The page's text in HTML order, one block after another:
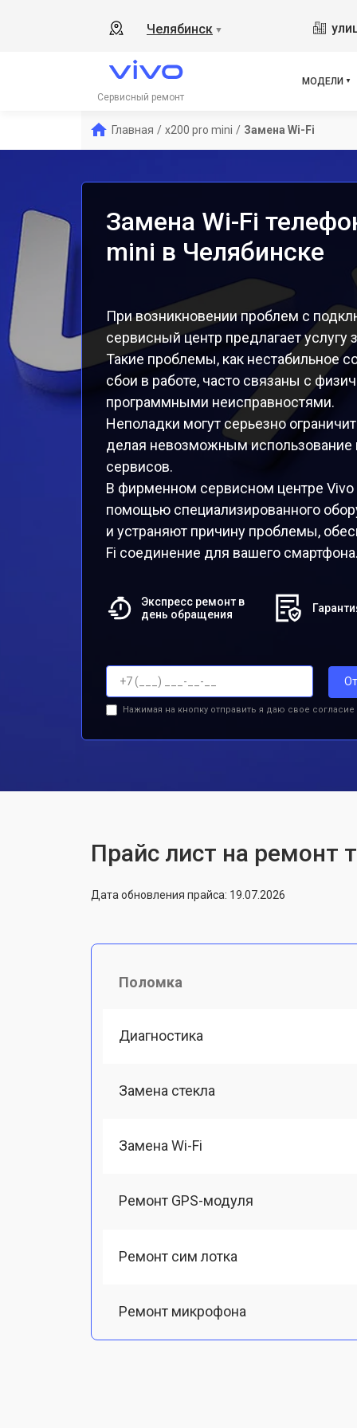
Челябинск ▼
Сервисный ремонт
МОДЕЛИV23e
Y12
Главная / x200 pro mini / Замена Wi-Fi
Замена Wi-Fi
mini в Челябинске
При возникновении проблем с
сервисный центр предлагает
Такие проблемы, как нестабильное
сбои в работе, часто связаны с
программными неисправностями.
Неполадки могут серьезно
делая невозможным использование
сервисов.
В фирменном сервисном центре
помощью специализированного
и устраняют причину проблемы,
Fi соединение для вашего смартфона.
Экспресс ремонт в
день обращения
Нажимая на кнопку отправить я даю свое согласие
Прайс лист на ремонт
Дата обновления прайса: 19.07.2026
Поломка
Диагностика
Замена стекла
Замена Wi-Fi
Ремонт GPS-модуля
Ремонт сим лотка
Ремонт микрофона